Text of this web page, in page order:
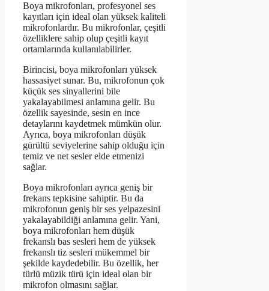
Boya mikrofonları, profesyonel ses
kayıtları için ideal olan yüksek kaliteli
mikrofonlardır. Bu mikrofonlar, çeşitli
özelliklere sahip olup çeşitli kayıt
ortamlarında kullanılabilirler.
Birincisi, boya mikrofonları yüksek
hassasiyet sunar. Bu, mikrofonun çok
küçük ses sinyallerini bile
yakalayabilmesi anlamına gelir. Bu
özellik sayesinde, sesin en ince
detaylarını kaydetmek mümkün olur.
Ayrıca, boya mikrofonları düşük
gürültü seviyelerine sahip olduğu için
temiz ve net sesler elde etmenizi
sağlar.
Boya mikrofonları ayrıca geniş bir
frekans tepkisine sahiptir. Bu da
mikrofonun geniş bir ses yelpazesini
yakalayabildiği anlamına gelir. Yani,
boya mikrofonları hem düşük
frekanslı bas sesleri hem de yüksek
frekanslı tiz sesleri mükemmel bir
şekilde kaydedebilir. Bu özellik, her
türlü müzik türü için ideal olan bir
mikrofon olmasını sağlar.